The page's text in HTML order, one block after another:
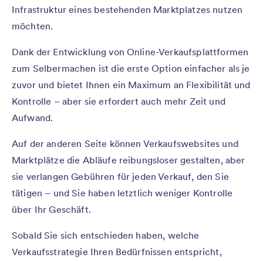
Infrastruktur eines bestehenden Marktplatzes nutzen
möchten.
Dank der Entwicklung von Online-Verkaufsplattformen
zum Selbermachen ist die erste Option einfacher als je
zuvor und bietet Ihnen ein Maximum an Flexibilität und
Kontrolle – aber sie erfordert auch mehr Zeit und
Aufwand.
Auf der anderen Seite können Verkaufswebsites und
Marktplätze die Abläufe reibungsloser gestalten, aber
sie verlangen Gebühren für jeden Verkauf, den Sie
tätigen – und Sie haben letztlich weniger Kontrolle
über Ihr Geschäft.
Sobald Sie sich entschieden haben, welche
Verkaufsstrategie Ihren Bedürfnissen entspricht,